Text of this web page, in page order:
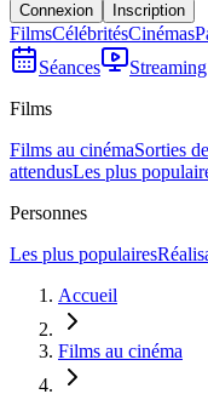
Connexion Inscription
FilmsCélébritésCinémas
Séances
Streaming
Films
Films au cinémaSorties
attendusLes plus
Personnes
Les plus populaires
Accueil
Films au cinéma